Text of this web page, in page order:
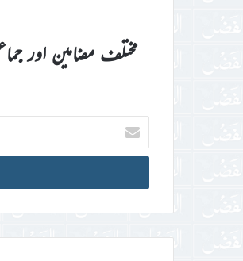
مختلف مضامین اور
اپنا
ای
میل
ڈی